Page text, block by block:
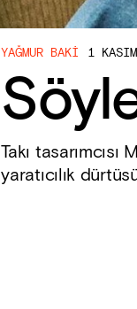
YAĞMUR BAKI 1
Takı
yaratıcılık